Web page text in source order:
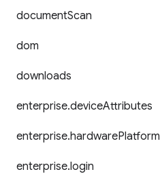
documentScan
dom
downloads
enterprise.deviceAttributes
enterprise.hardwarePlatform
enterprise.login